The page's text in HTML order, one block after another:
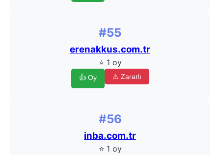
#55
erenakkus.com.tr
⭐ 1 oy
👍 Oy ⚠ Zararlı
#56
inba.com.tr
⭐ 1 oy